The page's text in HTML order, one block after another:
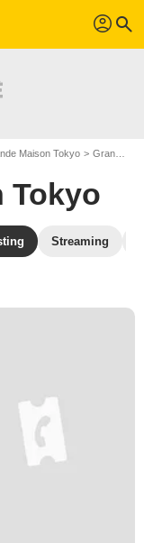
profil search
Maison Tokyo Grande Maison Tokyo S01
Tokyo
Streaming